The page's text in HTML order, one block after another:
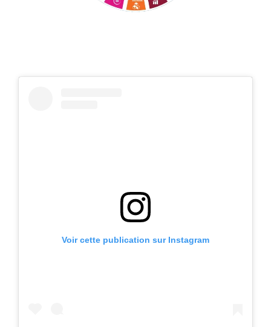
Voir cette publication sur Instagram